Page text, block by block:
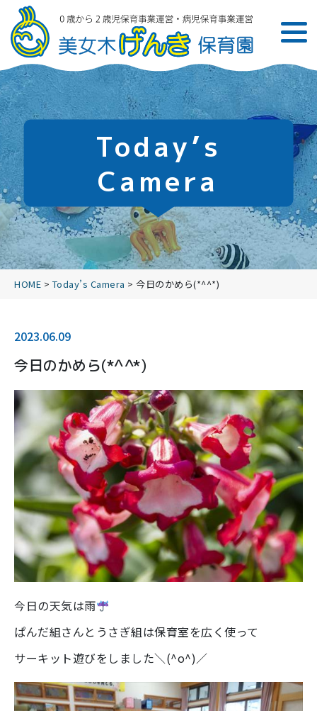
Today’s
Camera
HOME > Today’s Camera > 今日のかめら(*^^*)
2023.06.09
今日のかめら(*^^*)
今日の天気は雨
ぱんだ組さんとうさぎ組は保育室を広く使って
サーキット遊びをしました＼(^o^)／